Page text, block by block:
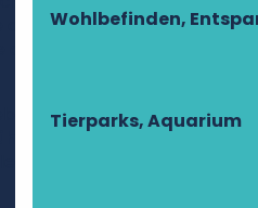
Wohlbefinden,
Tierparks, Aquarium
der spannenden
buchen Sie eine der
, die die Anlage